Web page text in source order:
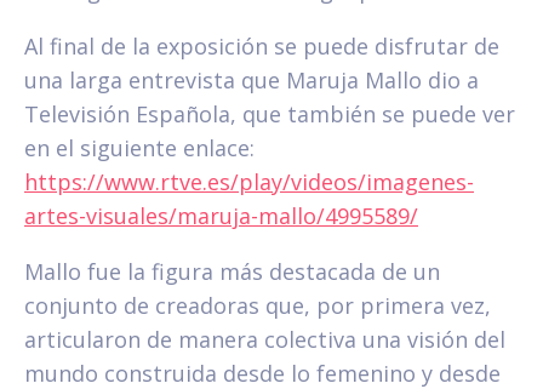
Al final de la exposición se puede disfrutar de
una larga entrevista que Maruja Mallo dio a
Televisión Española, que también se puede ver
en el siguiente enlace:
https://www.rtve.es/play/videos/imagenes-
artes-visuales/maruja-mallo/4995589/
Mallo fue la figura más destacada de un
conjunto de creadoras que, por primera vez,
articularon de manera colectiva una visión del
mundo construida desde lo femenino y desde